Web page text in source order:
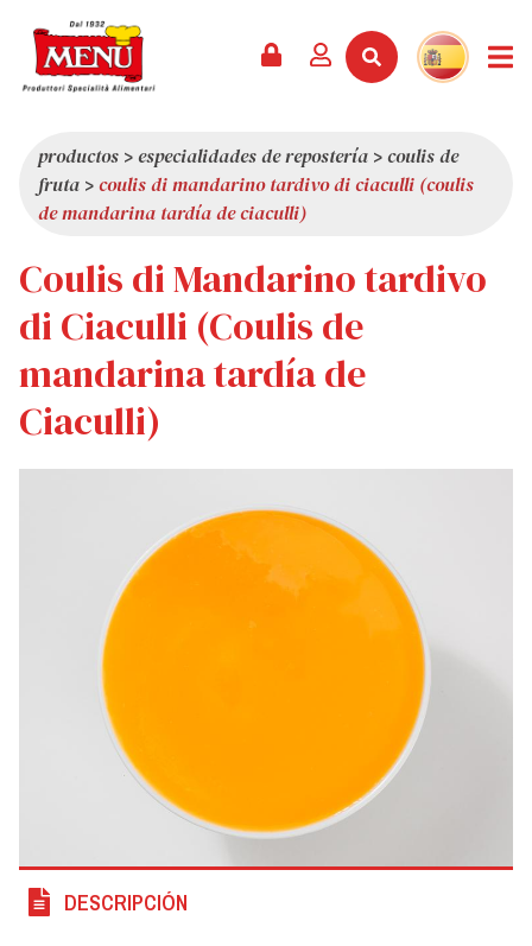
CATÁLOGO
SERVICIOS
ÚLTIMAS NOVEDADES
PREMIOS
QUIÉNES SOMOS
CALIDAD
CURIOSIDADES
SHOWROOM
TRABAJA CON NOSOTROS
productos >especialidades de repostería >coulis de
fruta >coulis di mandarino tardivo di ciaculli (coulis
de mandarina tardía de ciaculli)
Coulis di Mandarino tardivo
di Ciaculli (Coulis de
mandarina tardía de
Ciaculli)
DESCRIPCIÓN